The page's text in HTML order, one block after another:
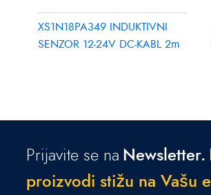
XS1N18PA349 INDUKTIVNI
SENZOR 12-24V DC-KABL 2m
Prijavite se na Newsletter.
proizvod i stižu na Vašu e